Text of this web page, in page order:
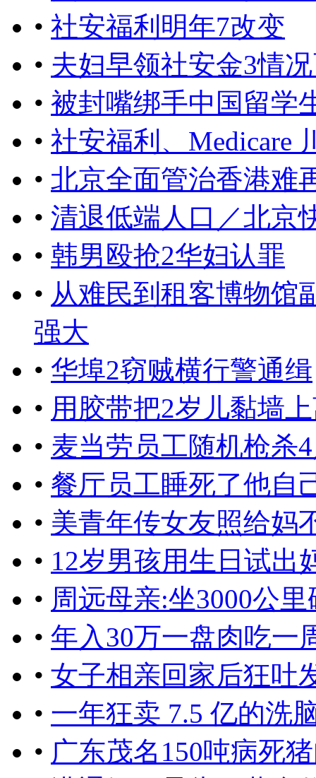
• 社安福利明年7改变
• 夫妇早领社安金3情
• 被封嘴绑手中国留学
• 社安福利、Medicare
• 北京全面管治香港难
• 清退低端人口／北京
• 韩男殴抢2华妇认罪
• 从难民到租客博物馆
强大
• 华埠2窃贼横行警通缉
• 用胶带把2岁儿黏墙
• 麦当劳员工随机枪杀
• 餐厅员工睡死了他自
• 美青年传女友照给妈
• 12岁男孩用生日试出
• 周远母亲:坐3000公
• 年入30万一盘肉吃一
• 女子相亲回家后狂吐
• 一年狂卖 7.5 亿的洗
• 广东茂名150吨病死